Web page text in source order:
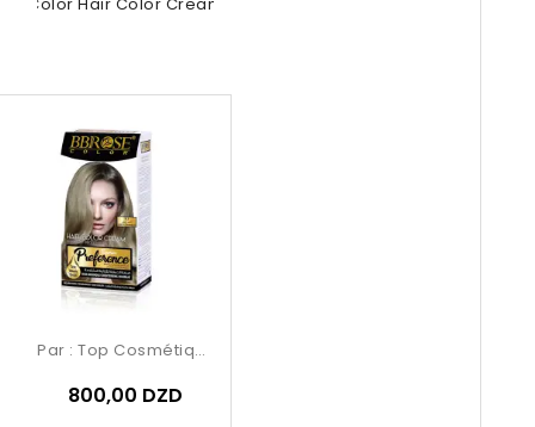
Par : Top Cosmétiques
800,00 DZD